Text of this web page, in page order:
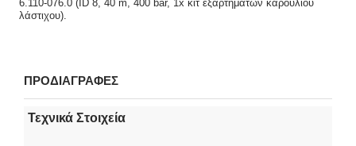
6.110-076.0 (ID 8, 40 m, 400 bar, 1x κιτ εξαρτημάτων καρουλιού
λάστιχου).
ΠΡΟΔΙΑΓΡΑΦΕΣ
Τεχνικά Στοιχεία